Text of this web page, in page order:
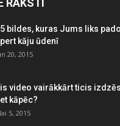
RAKSTI
bildes, kuras Jums liks
kāju ūdenī
20, 2015
video vairākkārt ticis
kāpēc?
5, 2015